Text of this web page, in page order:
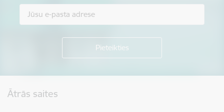
Ātrās saites